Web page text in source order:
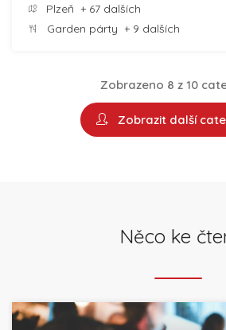
Plzeň + 67 dalších
Garden párty + 9 dalších
Zobrazeno 8 z 10
Zobrazit další
Něco ke